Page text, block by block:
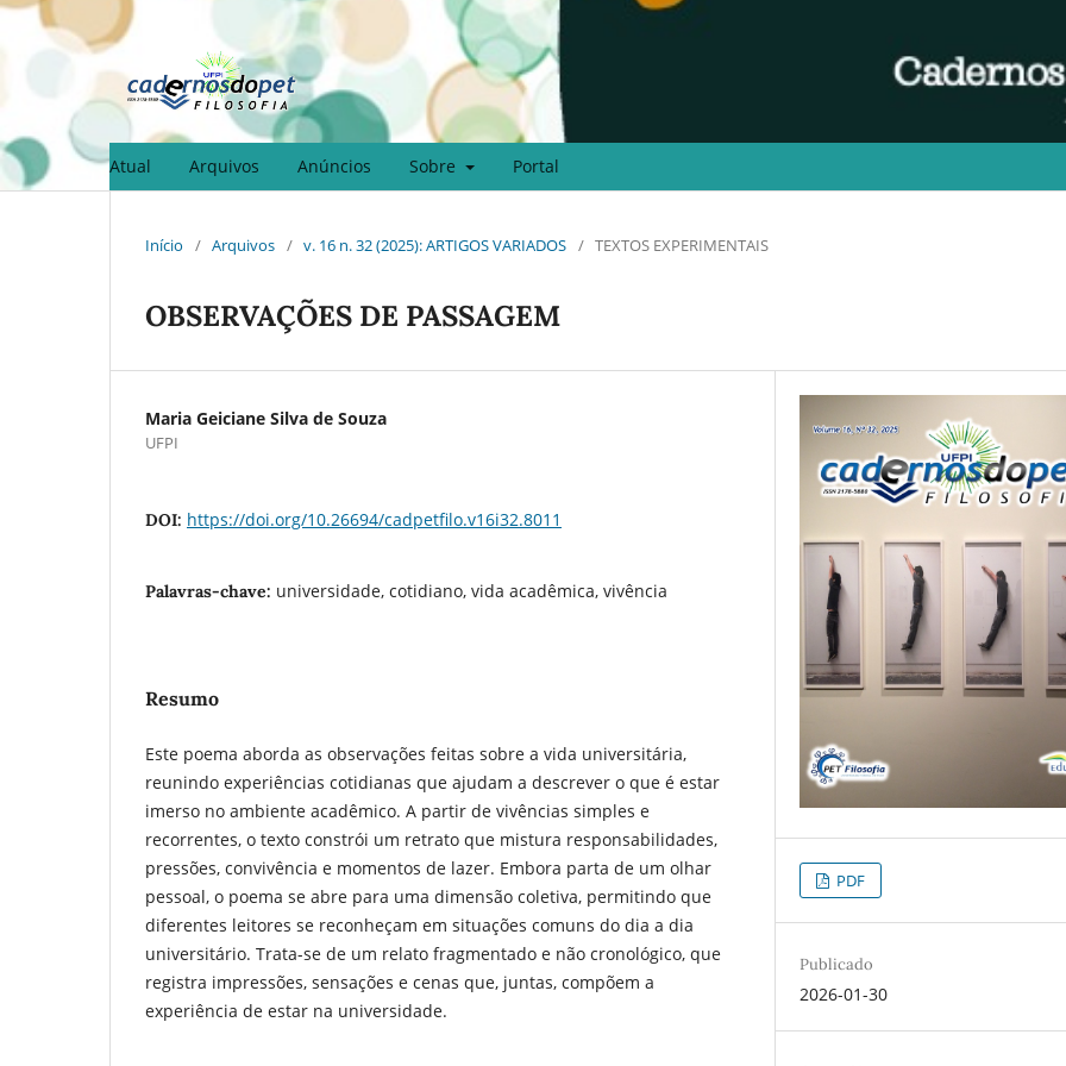
Atual Arquivos Anúncios Sobre Portal
Início / Arquivos / v. 16 n. 32 (2025): ARTIGOS VARIADOS / TEXTOS EXPERIMENTAIS
OBSERVAÇÕES DE PASSAGEM
Maria Geiciane Silva de Souza
UFPI
DOI: https://doi.org/10.26694/cadpetfilo.v16i32.8011
Palavras-chave: universidade, cotidiano, vida acadêmica, vivência
Resumo
Este poema aborda as observações feitas sobre a vida universitária,
reunindo experiências cotidianas que ajudam a descrever o que é estar
imerso no ambiente acadêmico. A partir de vivências simples e
recorrentes, o texto constrói um retrato que mistura responsabilidades,
pressões, convivência e momentos de lazer. Embora parta de um olhar
pessoal, o poema se abre para uma dimensão coletiva, permitindo que
diferentes leitores se reconheçam em situações comuns do dia a dia
universitário. Trata-se de um relato fragmentado e não cronológico, que
registra impressões, sensações e cenas que, juntas, compõem a
experiência de estar na universidade.
PDF
Publicado
2026-01-30